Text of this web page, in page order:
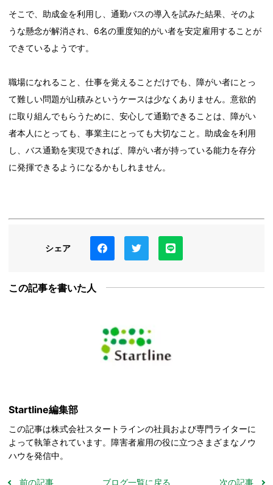
そこで、助成金を利用し、通勤バスの導入を試みた結果、そのよ
うな懸念が解消され、6名の重度知的がい者を安定雇用することが
できているようです。
職場になれること、仕事を覚えることだけでも、障がい者にとっ
て難しい問題が山積みというケースは少なくありません。意欲的
に取り組んでもらうために、安心して通勤できることは、障がい
者本人にとっても、事業主にとっても大切なこと。助成金を利用
し、バス通勤を実現できれば、障がい者が持っている能力を存分
に発揮できるようになるかもしれません。
シェア
この記事を書いた人
Startline編集部
この記事は株式会社スタートラインの社員および専門ライターに
よって執筆されています。障害者雇用の役に立つさまざまなノウ
ハウを発信中。
前の記事 ブログ一覧に戻る 次の記事